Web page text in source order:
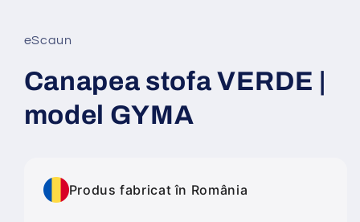
fereastră
modală
eScaun
Canapea stofa VERDE |
model GYMA
Produs fabricat în România